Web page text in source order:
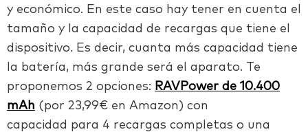
y económico. En este caso hay tener en cuenta el
tamaño y la capacidad de recargas que tiene el
dispositivo. Es decir, cuanta más capacidad tiene
la batería, más grande será el aparato. Te
proponemos 2 opciones: RAVPower de 10.400
mAh (por 23,99€ en Amazon) con
capacidad para 4 recargas completas o una